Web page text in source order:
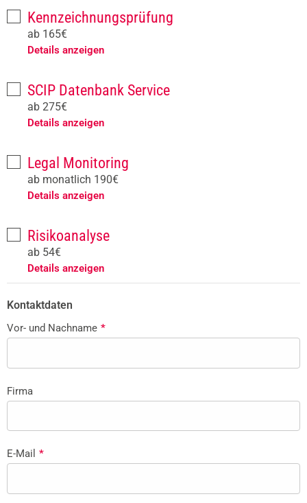
Kennzeichnungsprüfung
ab 165€
Details anzeigen
SCIP Datenbank Service
ab 275€
Details anzeigen
Legal Monitoring
ab monatlich 190€
Details anzeigen
Risikoanalyse
ab 54€
Details anzeigen
Kontaktdaten
Vor- und Nachname *
Firma
E-Mail *